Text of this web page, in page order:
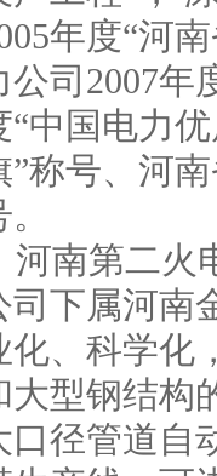
年度“河
公司2007年
“中国电力
”称号、河
南第二火
司下属河南
化、科学化
大型钢结构
口径管道自